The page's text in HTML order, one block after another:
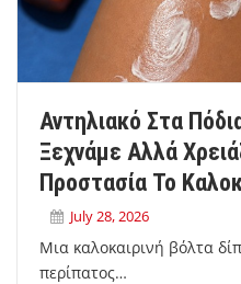
Αντηλιακό Στα
Ξεχνάμε Αλλά
Προστασία Το
July 28, 2026
Μια καλοκαιρινή βόλτα
περίπατος…